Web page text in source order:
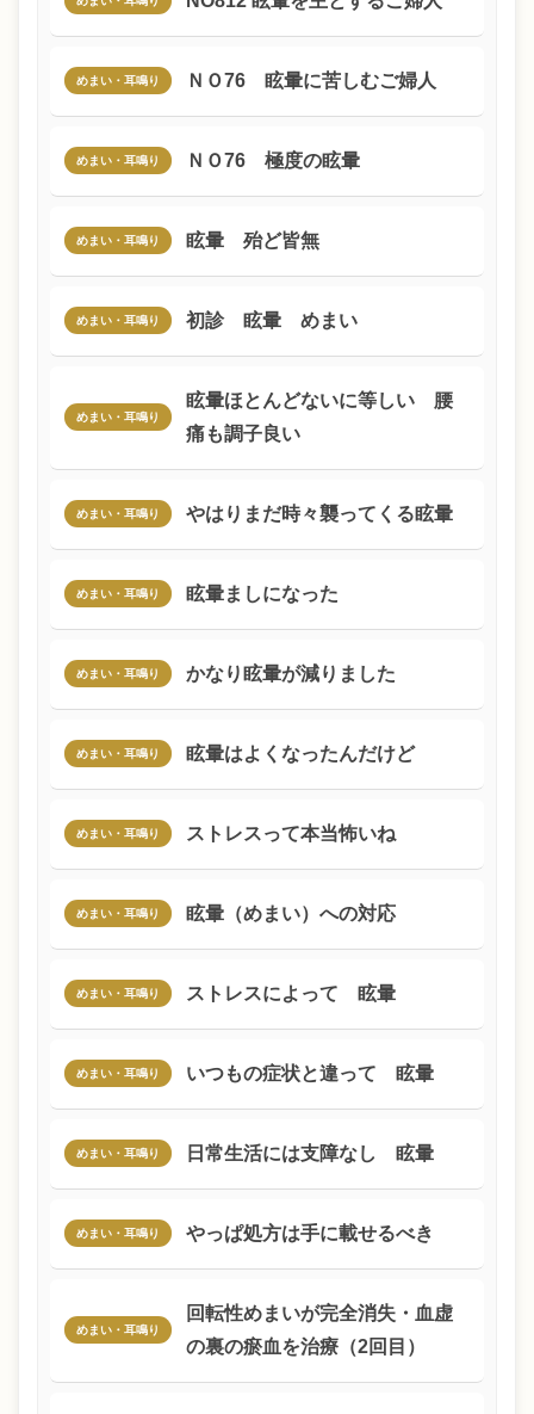
めまい・耳鳴り ＮＯ76 眩暈に苦しむご婦人
めまい・耳鳴り ＮＯ76 極度の眩暈
めまい・耳鳴り 眩暈 殆ど皆無
めまい・耳鳴り 初診 眩暈 めまい
めまい・耳鳴り
眩暈ほとんどないに等しい 腰
痛も調子良い
めまい・耳鳴り やはりまだ時々襲ってくる眩暈
めまい・耳鳴り 眩暈ましになった
めまい・耳鳴り かなり眩暈が減りました
めまい・耳鳴り 眩暈はよくなったんだけど
めまい・耳鳴り ストレスって本当怖いね
めまい・耳鳴り 眩暈（めまい）への対応
めまい・耳鳴り ストレスによって 眩暈
めまい・耳鳴り いつもの症状と違って 眩暈
めまい・耳鳴り 日常生活には支障なし 眩暈
めまい・耳鳴り やっぱ処方は手に載せるべき
めまい・耳鳴り
回転性めまいが完全消失・血虚
の裏の瘀血を治療（2回目）